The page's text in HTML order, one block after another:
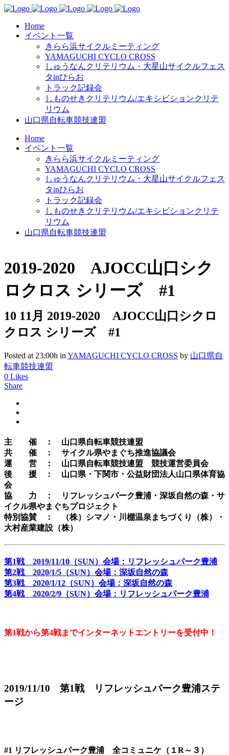
Home
イベント一覧
きらら浜サイクルミーティング
YAMAGUCHI CYCLO CROSS
しゅうなんクリテリウム・大星山サイクルフェス
タinひらお
トラック記録会
しものせきクリテリウム/エキシビションクリテ
リウム
山口県自転車競技連盟
Home
イベント一覧
きらら浜サイクルミーティング
YAMAGUCHI CYCLO CROSS
しゅうなんクリテリウム・大星山サイクルフェス
タinひらお
トラック記録会
しものせきクリテリウム/エキシビションクリテ
リウム
山口県自転車競技連盟
2019-2020 AJOCC山口シク
ロクロス シリーズ #1
10 11月 2019-2020 AJOCC山口シクロ
クロス シリーズ #1
Posted at 23:00h in YAMAGUCHI CYCLO CROSS by 山口県自
転車競技連盟
0 Likes
Share
主 催 ： 山口県自転車競技連盟
共 催 ： サイクル県やまぐち推進協議会
運 営 ： 山口県自転車競技連盟 競技運営委員会
後 援 ： 山口県・下関市・公益財団法人山口県体育協
会
協 力 ： リフレッシュパーク豊浦・深坂自然の森・サ
イクル県やまぐちプロジェクト
特別協賛 ： （株）シマノ・川棚温泉まちづくり（株）・
大村産業建設（株）
第1戦 2019/11/10（SUN）会場：リフレッシュパーク豊浦
第2戦 2020/1/5（SUN）会場：深坂自然の森
第3戦 2020/1/12（SUN）会場：深坂自然の森
第4戦 2020/2/9（SUN）会場：リフレッシュパーク豊浦
第1戦から第4戦までインターネットエントリーを受付中！
2019/11/10 第1戦 リフレッシュパーク豊浦ステ
ージ
#1 リフレッシュパーク豊浦 全コミュニケ（１R～３）